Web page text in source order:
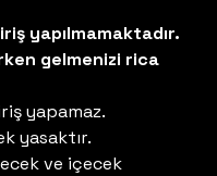
yapılmamaktadır.
gelmenizi rica
yapamaz.
yasaktır.
ve içecek